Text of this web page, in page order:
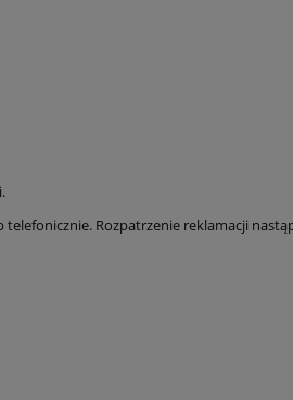
Rozpatrzenie reklamacji